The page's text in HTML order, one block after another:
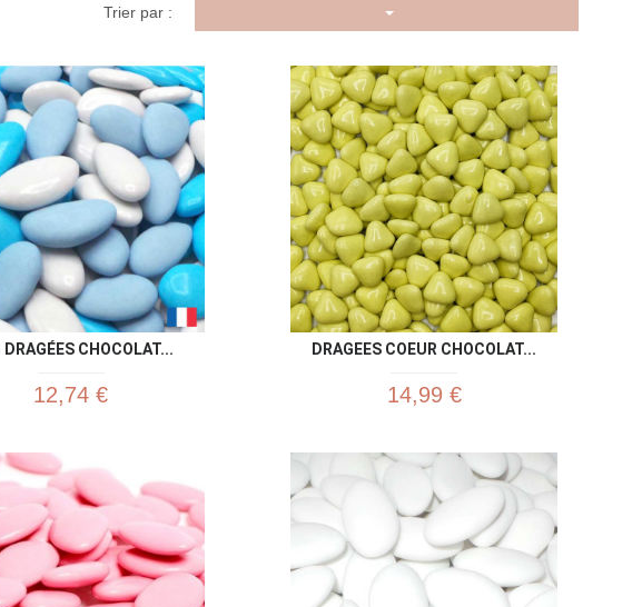
Trier par :
Aperçu rapide
DRAGÉES CHOCOLAT...
12,74 €
Aperçu rapide
DRAGEES COEUR CHOCOLAT...
14,99 €
Aperçu rapide  Aperçu rapide